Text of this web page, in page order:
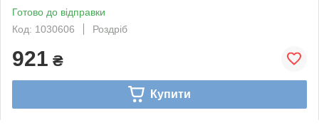
Готово до відправки
Код: 1030606
Роздріб
921 ₴
Купити